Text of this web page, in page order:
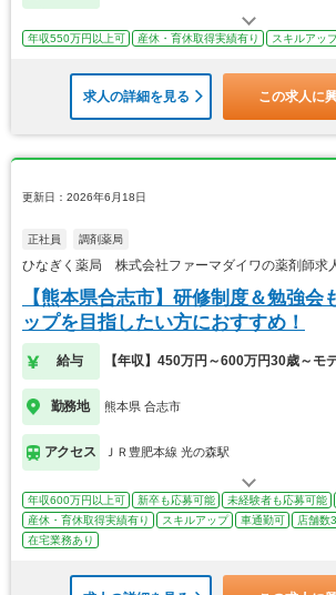
年収550万円以上可 産休・育休取得実績有り スキルアッ
求人の詳細を見る この求人に
更新日：2026年6月18日
正社員 調剤薬局
ひなぎく薬局 株式会社ファーマダイワの薬剤師求
【熊本県合志市】研修制度＆勉強会
ップを目指したい方におすすめ！
給与 【年収】450万円～600万円30歳～モ
勤務地 熊本県 合志市
アクセス ＪＲ豊肥本線 光の森駅
年収600万円以上可 新卒も応募可能 未経験者も応募可能
産休・育休取得実績有り
スキルアップ 車通勤可 店舗数
在宅業務あり